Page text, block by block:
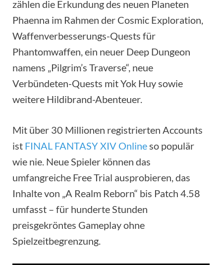
zählen die Erkundung des neuen Planeten
Phaenna im Rahmen der Cosmic Exploration,
Waffenverbesserungs-Quests für
Phantomwaffen, ein neuer Deep Dungeon
namens „Pilgrim’s Traverse“, neue
Verbündeten-Quests mit Yok Huy sowie
weitere Hildibrand-Abenteuer.
Mit über 30 Millionen registrierten Accounts
ist FINAL FANTASY XIV Onlineso populär
wie nie. Neue Spieler können das
umfangreiche Free Trial ausprobieren, das
Inhalte von „A Realm Reborn“ bis Patch 4.58
umfasst – für hunderte Stunden
preisgekröntes Gameplay ohne
Spielzeitbegrenzung.